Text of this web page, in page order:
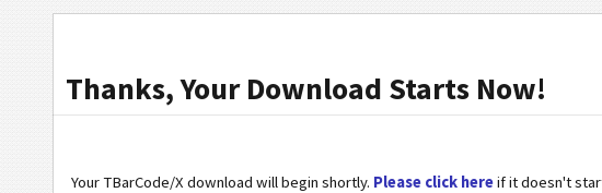
Thanks, Your Download Starts Now!
Your TBarCode/X download will begin shortly. Please click hereif it doesn't